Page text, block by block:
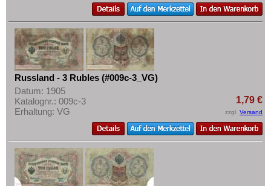
Russland - 3 Rubles (#009c-3_VG)
Datum: 1905
Katalognr.: 009c-3
Erhaltung: VG
1,79 €
zzgl. Versand